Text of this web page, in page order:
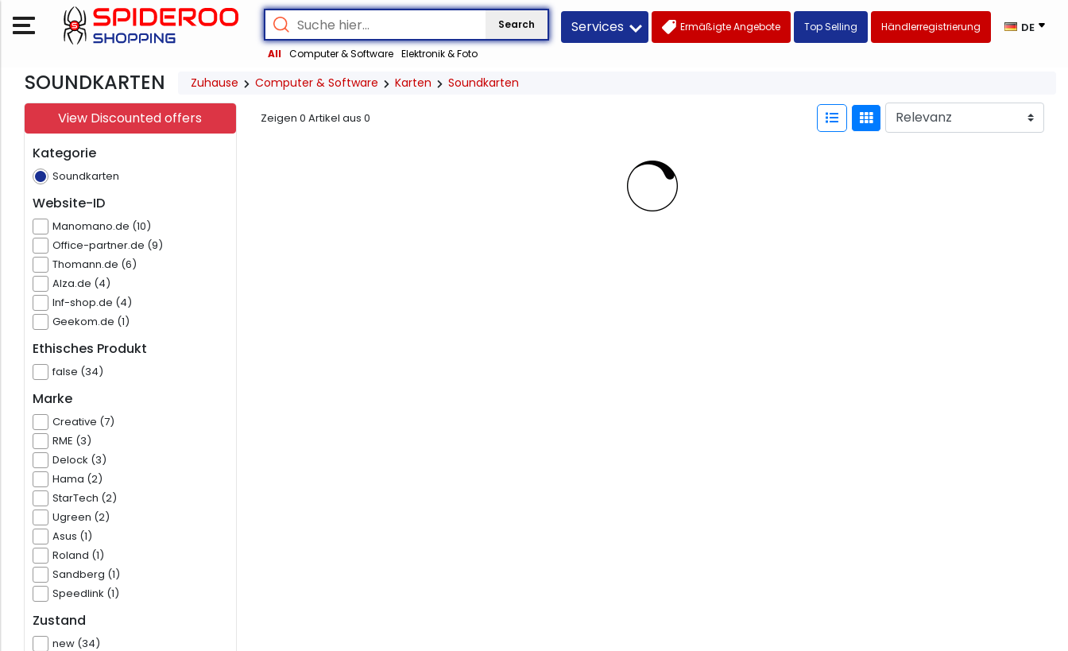
Search
All Computer & Software Elektronik & Foto
Services Ermäßigte Angebote Top Selling Händlerregistrierung DE
SOUNDKARTEN Zuhause Computer & Software Karten Soundkarten
View Discounted offers
Kategorie
Soundkarten
Website-ID
Manomano.de (10)
Office-partner.de (9)
Thomann.de (6)
Alza.de (4)
Inf-shop.de (4)
Geekom.de (1)
Ethisches Produkt
false (34)
Marke
Creative (7)
RME (3)
Delock (3)
Hama (2)
StarTech (2)
Ugreen (2)
Asus (1)
Roland (1)
Sandberg (1)
Speedlink (1)
Zustand
new (34)
Zeigen 0 Artikel aus 0